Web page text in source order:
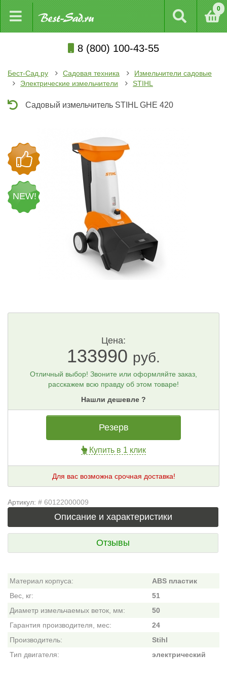
0
8 (800) 100-43-55
Бест-Сад.ру Садовая техника
Измельчители садовые
Электрические измельчители
STIHL
Садовый измельчитель STIHL GHE 420
NEW!
Цена:
133990 руб.
Отличный выбор! Звоните или оформляйте заказ,
расскажем всю правду об этом товаре!
Нашли дешевле ?
Резерв
Купить в 1 клик
Для вас возможна срочная доставка!
Артикул: # 60122000009
Описание и характеристики
Отзывы
Материал корпуса:
ABS пластик
Вес, кг:
51
Диаметр измельчаемых веток, мм:
50
Гарантия производителя, мес:
24
Производитель:
Stihl
Тип двигателя:
электрический